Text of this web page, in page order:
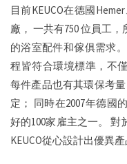
目前KEUCO在德國
廠， 一共有750 位員工
的浴室配件和傢俱需求。
程皆符合環境標準，不
每件產品也有其環保考
定； 同時在2007年德國
好的100家雇主之一。
對
KEUCO從心設計出優異產